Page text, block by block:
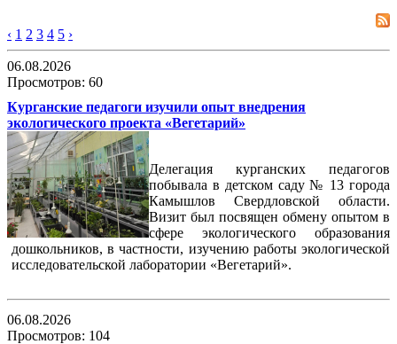
‹ 1 2 3 4 5 ›
06.08.2026
Просмотров: 60
Курганские педагоги изучили опыт внедрения
экологического проекта «Вегетарий»
Делегация курганских педагогов
побывала в детском саду № 13 города
Камышлов Свердловской области.
Визит был посвящен обмену опытом в
сфере экологического образования
дошкольников, в частности, изучению работы экологической
исследовательской лаборатории «Вегетарий».
06.08.2026
Просмотров: 104